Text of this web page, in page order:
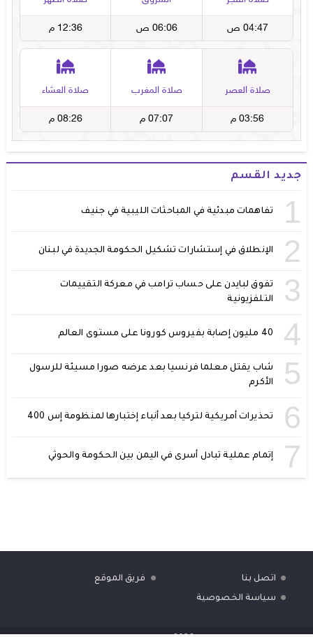
جديد القسم
1 تفاهمات مبدئية في المباحثات الليبية في جنيف
2 الإنطلاق في إستشارات تشكيل الحكومة الجديدة في لبنان
3
تفوق لبايدن على حساب ترامب في معركة التقييمات
التلفزيونية
4 40 مليون إصابة بفيروس كورونا على مستوى العالم
5
شاب يقتل معلما فرنسيا بعد عرضه صورا مسيئة للرسول
الأكرم
6 تحذيرات أمريكية لتركيا بعد أنباء إختبارها لمنظومة إس 400
7 إتمام عملية تبادل أسرى في اليمن بين الحكومة والحوثي
اتصل بنا
سياسة الخصوصية
فريق الموقع